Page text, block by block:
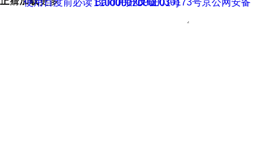
使用百度前必读 Baidu 京ICP证030173号
京公网安备11000002000001号